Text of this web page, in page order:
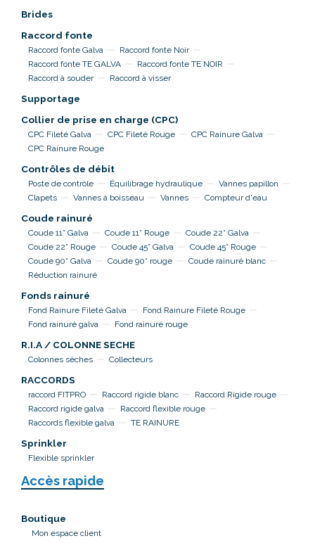
Brides
Raccord fonte
Raccord fonte Galva
Raccord fonte Noir
Raccord fonte TE GALVA
Raccord fonte TE NOIR
Raccord à souder
Raccord à visser
Supportage
Collier de prise en charge (CPC)
CPC Fileté Galva CPC Fileté Rouge
CPC Rainure Galva
CPC Rainure Rouge
Contrôles de débit
Poste de contrôle Équilibrage hydraulique
Vannes papillon
Clapets
Vannes à boisseau Vannes Compteur d'eau
Coude rainuré
Coude 11° Galva Coude 11° Rouge
Coude 22° Galva
Coude 22° Rouge
Coude 45° Galva
Coude 45° Rouge
Coude 90° Galva
Coude 90° rouge
Coude rainuré blanc
Réduction rainuré
Fonds rainuré
Fond Rainure Fileté Galva
Fond Rainure Fileté Rouge
Fond rainuré galva
Fond rainuré rouge
R.I.A / COLONNE SECHE
Colonnes sèches Collecteurs
RACCORDS
raccord FITPRO Raccord rigide blanc
Raccord Rigide rouge
Raccord rigide galva
Raccord flexible rouge
Raccords flexible galva
TE RAINURE
Sprinkler
Flexible sprinkler
Accès rapide
Boutique
Mon espace client